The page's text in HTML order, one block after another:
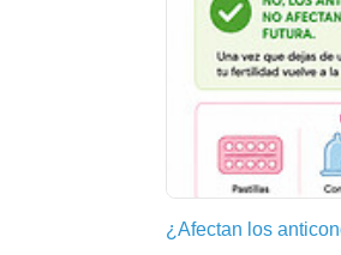
¿Afectan los